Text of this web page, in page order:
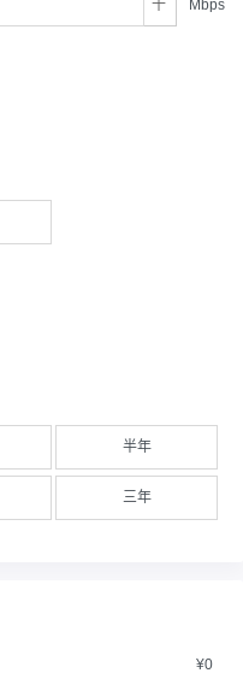
Mbps
半年
三年
¥0